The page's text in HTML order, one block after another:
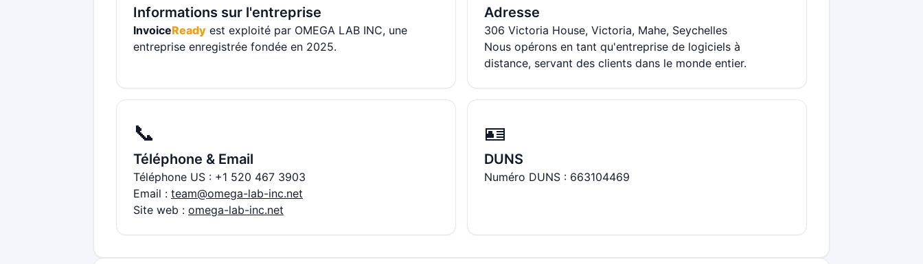
Informations sur l'entreprise
InvoiceReady est exploité par OMEGA LAB INC, une
entreprise enregistrée fondée en 2025.
Adresse
306 Victoria House, Victoria, Mahe, Seychelles
Nous opérons en tant qu'entreprise de logiciels à
distance, servant des clients dans le monde entier.
📞
Téléphone & Email
Téléphone US : +1 520 467 3903
Email : team@omega-lab-inc.net
Site web : omega-lab-inc.net
🪪
DUNS
Numéro DUNS : 663104469